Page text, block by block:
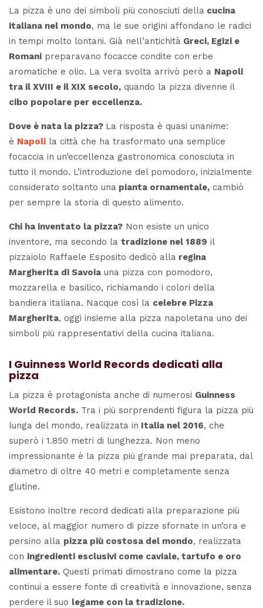
La pizza è uno dei simboli più conosciuti della cucina
italiana nel mondo, ma le sue origini affondano le radici
in tempi molto lontani. Già nell’antichità Greci, Egizi e
Romani preparavano focacce condite con erbe
aromatiche e olio. La vera svolta arrivò però a Napoli
tra il XVIII e il XIX secolo, quando la pizza divenne il
cibo popolare per eccellenza.
Dove è nata la pizza? La risposta è quasi unanime:
è Napoli la città che ha trasformato una semplice
focaccia in un’eccellenza gastronomica conosciuta in
tutto il mondo. L’introduzione del pomodoro, inizialmente
considerato soltanto una pianta ornamentale, cambiò
per sempre la storia di questo alimento.
Chi ha inventato la pizza? Non esiste un unico
inventore, ma secondo la tradizione nel 1889 il
pizzaiolo Raffaele Esposito dedicò alla regina
Margherita di Savoia una pizza con pomodoro,
mozzarella e basilico, richiamando i colori della
bandiera italiana. Nacque così la celebre Pizza
Margherita, oggi insieme alla pizza napoletana uno dei
simboli più rappresentativi della cucina italiana.
I Guinness World Records dedicati alla
pizza
La pizza è protagonista anche di numerosi Guinness
World Records. Tra i più sorprendenti figura la pizza più
lunga del mondo, realizzata in Italia nel 2016, che
superò i 1.850 metri di lunghezza. Non meno
impressionante è la pizza più grande mai preparata, dal
diametro di oltre 40 metri e completamente senza
glutine.
Esistono inoltre record dedicati alla preparazione più
veloce, al maggior numero di pizze sfornate in un’ora e
persino alla pizza più costosa del mondo, realizzata
con ingredienti esclusivi come caviale, tartufo e oro
alimentare. Questi primati dimostrano come la pizza
continui a essere fonte di creatività e innovazione, senza
perdere il suo legame con la tradizione.